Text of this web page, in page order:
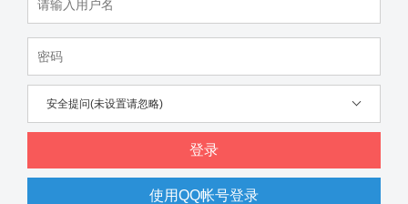
安全提问(未设置请忽略)
登录
使用QQ帐号登录